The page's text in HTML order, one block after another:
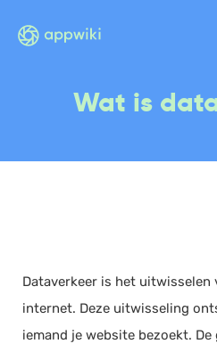
Facturatie
Scan en herken
CRM
Sales
Wat is
Dataverkeer is het
internet. Deze uitwisseling
iemand je website bezoekt.